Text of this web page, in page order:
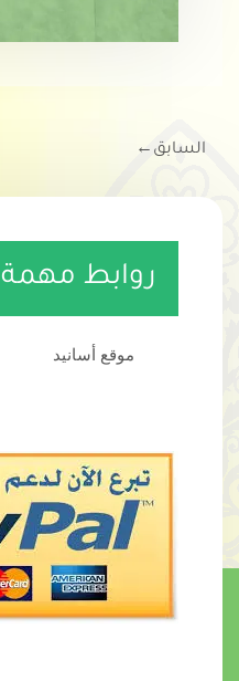
السابق ←
روابط مهمة
موقع أسانيد